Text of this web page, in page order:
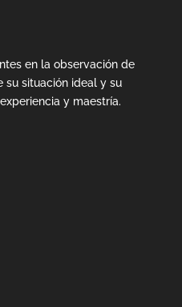
en la observación de
su situación ideal y su
y maestría.